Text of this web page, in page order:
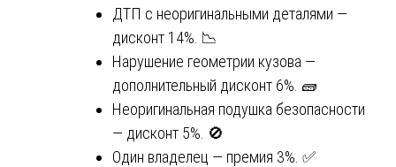
ДТП с неоригинальными деталями —
дисконт 14%. 📉
Нарушение геометрии кузова —
дополнительный дисконт 6%. 🧱
Неоригинальная подушка безопасности
— дисконт 5%. 🚫
Один владелец — премия 3%. ✅